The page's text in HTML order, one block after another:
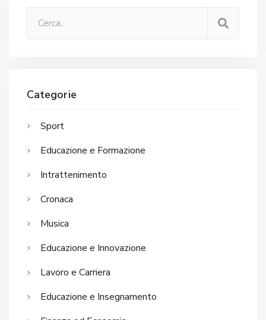
Categorie
Sport
Educazione e Formazione
Intrattenimento
Cronaca
Musica
Educazione e Innovazione
Lavoro e Carriera
Educazione e Insegnamento